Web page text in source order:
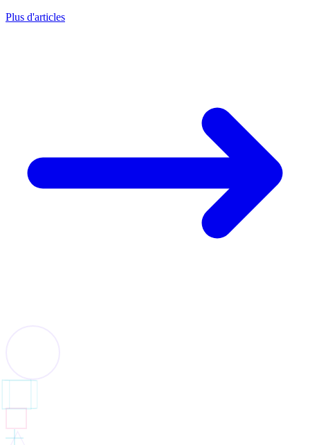
Plus d'articles